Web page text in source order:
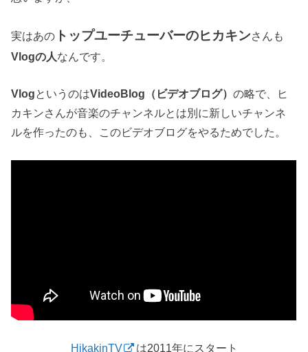
実はあの トップユーチューバーのヒカキンさんも
Vlogの人なんです。
VlogというのはVideoBlog（ビデオブログ）の略で、ヒ
カキンさんが音楽のチャンネルとは別に新しいチャンネ
ルを作ったのも、このビデオブログをやるためでした。
HikakinTV は2011年にスタート